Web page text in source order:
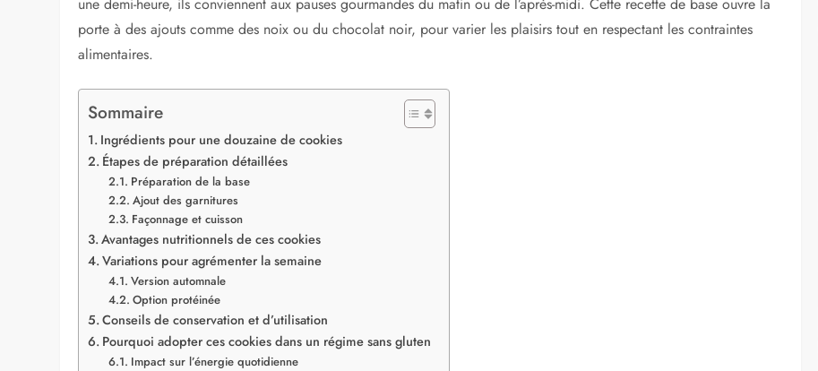
porte à des ajouts comme des noix ou du chocolat noir, pour varier les plaisirs tout en respectant les contraintes
alimentaires.
Sommaire
Ingrédients pour une douzaine de cookies
Étapes de préparation détaillées
Préparation de la base
Ajout des garnitures
Façonnage et cuisson
Avantages nutritionnels de ces cookies
Variations pour agrémenter la semaine
Version automnale
Option protéinée
Conseils de conservation et d’utilisation
Pourquoi adopter ces cookies dans un régime sans gluten
Impact sur l’énergie quotidienne